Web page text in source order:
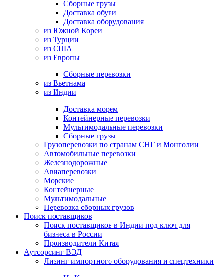
Сборные грузы
Доставка обуви
Доставка оборудования
из Южной Кореи
из Турции
из США
из Европы
Сборные перевозки
из Вьетнама
из Индии
Доставка морем
Контейнерные перевозки
Мультимодальные перевозки
Сборные грузы
Грузоперевозки по странам СНГ и Монголии
Автомобильные перевозки
Железнодорожные
Авиаперевозки
Морские
Контейнерные
Мультимодальные
Перевозка сборных грузов
Поиск поставщиков
Поиск поставщиков в Индии под ключ для
бизнеса в России
Производители Китая
Аутсорсинг ВЭД
Лизинг импортного оборудования и спецтехники